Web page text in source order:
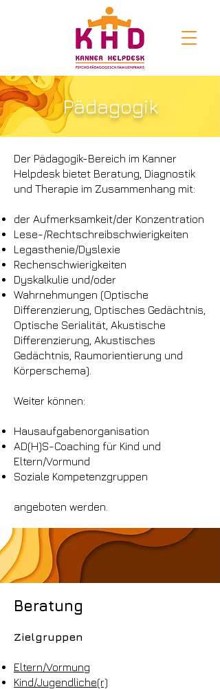
Pädagogik
Der Pädagogik-Bereich im Kanner
Helpdesk bietet Beratung, Diagnostik
und Therapie im Zusammenhang mit:
der Aufmerksamkeit/der Konzentration
Lese-/Rechtschreibschwierigkeiten
Legasthenie/Dyslexie
Rechenschwierigkeiten
Dyskalkulie und/oder
Wahrnehmungen (Optische
Differenzierung, Optisches Gedächtnis,
Optische Serialität, Akustische
Differenzierung, Akustisches
Gedächtnis, Raumorientierung und
Körperschema).
Weiter können:
Hausaufgabenorganisation
AD(H)S-Coaching für Kind und
Eltern/Vormund
Soziale Kompetenzgruppen
angeboten werden.
Beratung
Zielgruppen
Eltern/Vormung
Kind/Jugendliche(r)